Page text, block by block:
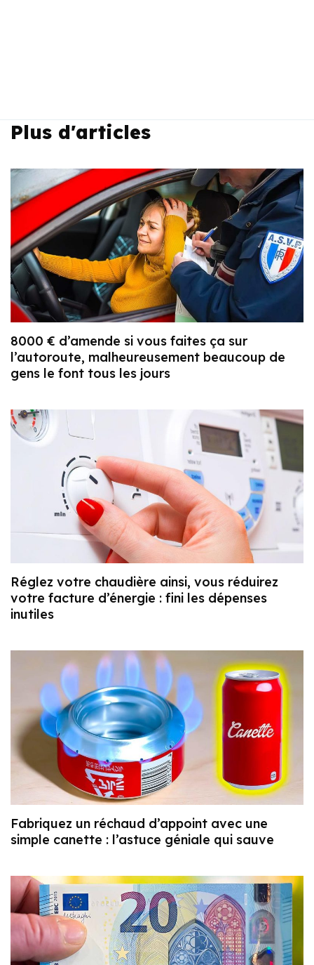
Plus d'articles
8000 € d’amende si vous faites ça sur
l’autoroute, malheureusement beaucoup de
gens le font tous les jours
Réglez votre chaudière ainsi, vous réduirez
votre facture d’énergie : fini les dépenses
inutiles
Fabriquez un réchaud d’appoint avec une
simple canette : l’astuce géniale qui sauve